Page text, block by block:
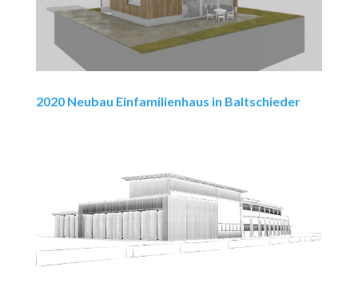
2020 Neubau Einfamilienhaus in Baltschieder